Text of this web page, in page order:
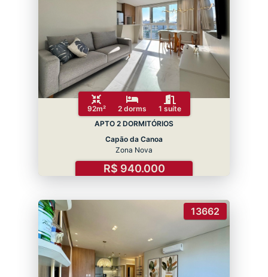
92m² 2 dorms
1 suíte
APTO 2 DORMITÓRIOS
Capão da Canoa
Zona Nova
R$ 940.000
13662